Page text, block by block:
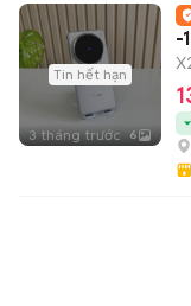
Tin hết hạn
3 tháng trước 6
-